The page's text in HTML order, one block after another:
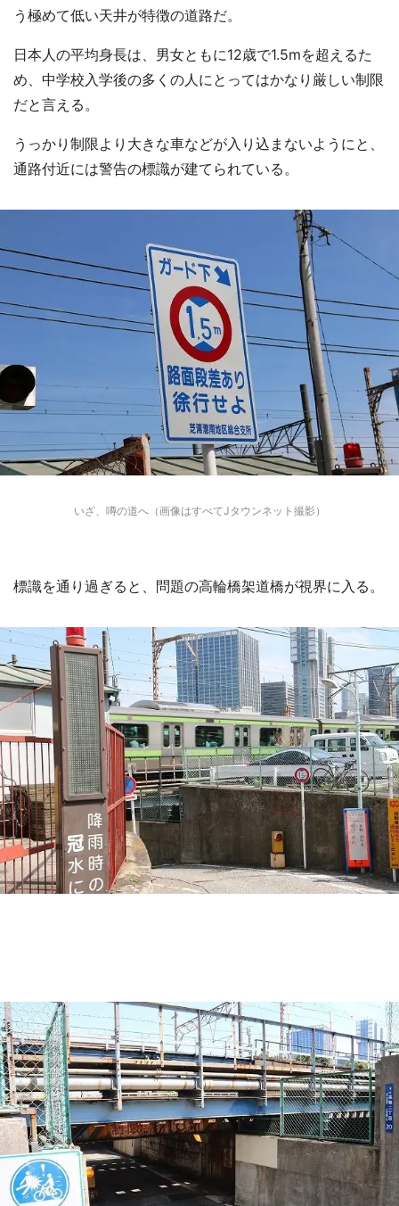
う極めて低い天井が特徴の道路だ。
日本人の平均身長は、男女ともに12歳で1.5mを超えるた
め、中学校入学後の多くの人にとってはかなり厳しい制限
だと言える。
うっかり制限より大きな車などが入り込まないようにと、
通路付近には警告の標識が建てられている。
いざ、噂の道へ（画像はすべてJタウンネット撮影）
標識を通り過ぎると、問題の高輪橋架道橋が視界に入る。